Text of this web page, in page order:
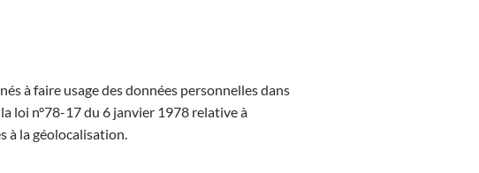
à faire usage des données personnelles dans
loi n°78-17 du 6 janvier 1978 relative à
à la géolocalisation.